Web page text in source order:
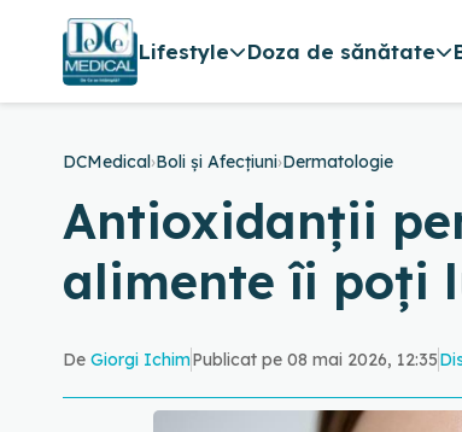
Lifestyle Doza de sănătate
DCMedical›Boli și Afecțiuni›Dermatologie
Antioxidanții
alimente îi poți
De Giorgi IchimPublicat pe 08 mai 2026, 12:35